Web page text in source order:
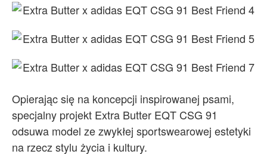
Opierając się na koncepcji inspirowanej psami,
specjalny projekt Extra Butter EQT CSG 91
odsuwa model ze zwykłej sportswearowej estetyki
na rzecz stylu życia i kultury.